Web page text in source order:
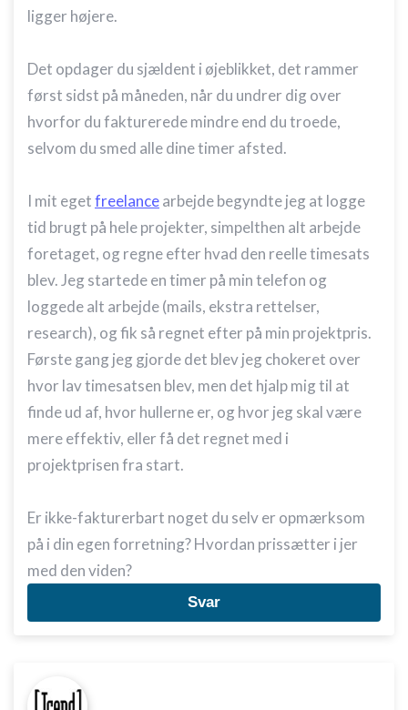
ligger højere.
Det opdager du sjældent i øjeblikket, det rammer
først sidst på måneden, når du undrer dig over
hvorfor du fakturerede mindre end du troede,
selvom du smed alle dine timer afsted.
I mit egetfreelancearbejde begyndte jeg at logge
tid brugt på hele projekter, simpelthen alt arbejde
foretaget, og regne efter hvad den reelle timesats
blev. Jeg startede en timer på min telefon og
loggede alt arbejde (mails, ekstra rettelser,
research), og fik så regnet efter på min projektpris.
Første gang jeg gjorde det blev jeg chokeret over
hvor lav timesatsen blev, men det hjalp mig til at
finde ud af, hvor hullerne er, og hvor jeg skal være
mere effektiv, eller få det regnet med i
projektprisen fra start.
Er ikke-fakturerbart noget du selv er opmærksom
på i din egen forretning? Hvordan prissætter i jer
med den viden?
Svar